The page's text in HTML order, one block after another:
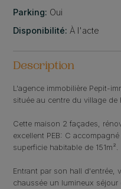
Parking: Oui
Disponibilité: À l'acte
Description
L'agence immobilière Pepit-
située au centre du village de
Cette maison 2 façades,
excellent PEB: C
superficie habitable de 151m².
Entrant par son hall d'entrée,
chaussée un lumineux